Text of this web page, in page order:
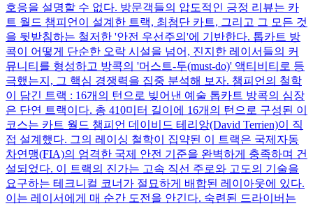
호응을 설명할 수 없다. 방문객들의 압도적인 긍정 리뷰는 카
트 월드 챔피언이 설계한 트랙, 최첨단 카트, 그리고 그 모든 것
을 뒷받침하는 철저한 '안전 우선주의'에 기반한다. 톱카트 방
콕이 어떻게 단순한 오락 시설을 넘어, 진지한 레이서들의 커
뮤니티를 형성하고 방콕의 '머스트-두(must-do)' 액티비티로 등
극했는지, 그 핵심 경쟁력을 집중 분석해 보자. 챔피언의 철학
이 담긴 트랙 : 16개의 턴으로 빚어낸 예술 톱카트 방콕의 심장
은 단연 트랙이다. 총 410미터 길이에 16개의 턴으로 구성된 이
코스는 카트 월드 챔피언 데이비드 테리앙(David Terrien)이 직
접 설계했다. 그의 레이싱 철학이 집약된 이 트랙은 국제자동
차연맹(FIA)의 엄격한 국제 안전 기준을 완벽하게 충족하며 건
설되었다. 이 트랙의 진가는 고속 직선 주로와 고도의 기술을
요구하는 테크니컬 코너가 절묘하게 배합된 레이아웃에 있다.
이는 레이서에게 매 순간 도전을 안긴다. 숙련된 드라이버는